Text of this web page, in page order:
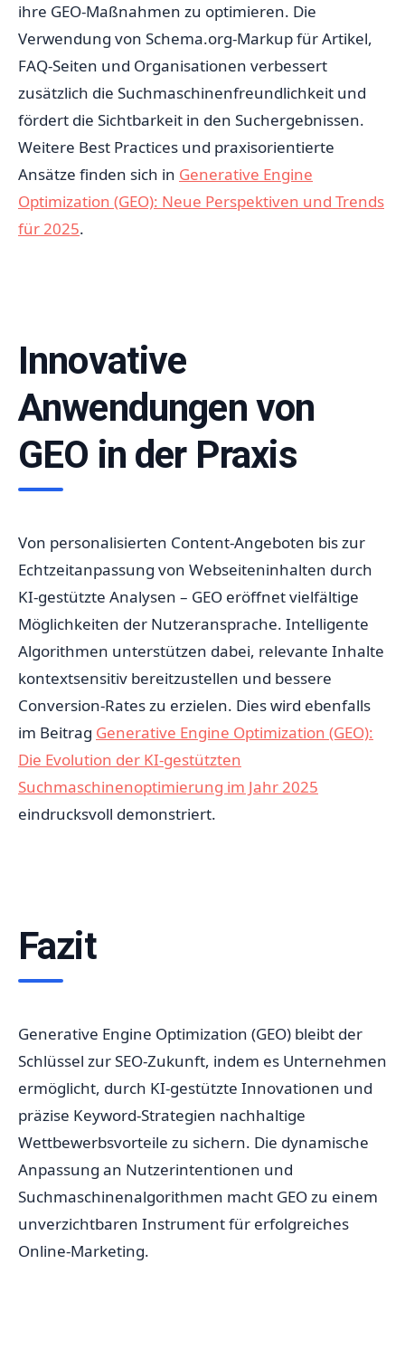
ihre GEO-Maßnahmen zu optimieren. Die
Verwendung von Schema.org-Markup für Artikel,
FAQ-Seiten und Organisationen verbessert
zusätzlich die Suchmaschinenfreundlichkeit und
fördert die Sichtbarkeit in den Suchergebnissen.
Weitere Best Practices und praxisorientierte
Ansätze finden sich in Generative Engine
Optimization (GEO): Neue Perspektiven und Trends
für 2025.
Innovative
Anwendungen von
GEO in der Praxis
Von personalisierten Content-Angeboten bis zur
Echtzeitanpassung von Webseiteninhalten durch
KI-gestützte Analysen – GEO eröffnet vielfältige
Möglichkeiten der Nutzeransprache. Intelligente
Algorithmen unterstützen dabei, relevante Inhalte
kontextsensitiv bereitzustellen und bessere
Conversion-Rates zu erzielen. Dies wird ebenfalls
im Beitrag Generative Engine Optimization (GEO):
Die Evolution der KI-gestützten
Suchmaschinenoptimierung im Jahr 2025
eindrucksvoll demonstriert.
Fazit
Generative Engine Optimization (GEO) bleibt der
Schlüssel zur SEO-Zukunft, indem es Unternehmen
ermöglicht, durch KI-gestützte Innovationen und
präzise Keyword-Strategien nachhaltige
Wettbewerbsvorteile zu sichern. Die dynamische
Anpassung an Nutzerintentionen und
Suchmaschinenalgorithmen macht GEO zu einem
unverzichtbaren Instrument für erfolgreiches
Online-Marketing.